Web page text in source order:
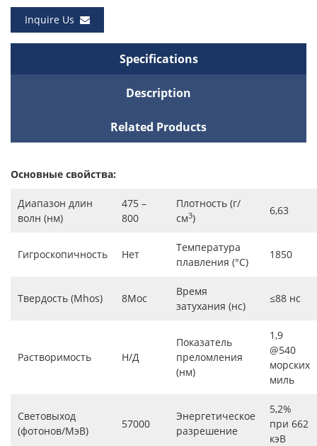
Inquire Us
Specifications
Description
Related Products
Основные свойства:
Диапазон длин
волн (нм)
475 –
800
Плотность (г/
см3)
6,63
Гигроскопичность Нет
Температура
плавления (°C)
1850
Твердость (Mhos) 8Мос
Время
затухания (нс)
≤88 нс
Растворимость Н/Д
Показатель
преломления
(нм)
1,9
@540
морских
миль
Световыход
(фотонов/МэВ)
57000
Энергетическое
разрешение
5,2%
при 662
кэВ